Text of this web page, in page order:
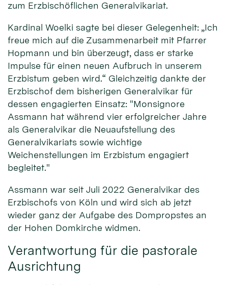
zum Erzbischöflichen Generalvikariat.
Kardinal Woelki sagte bei dieser Gelegenheit: „Ich
freue mich auf die Zusammenarbeit mit Pfarrer
Hopmann und bin überzeugt, dass er starke
Impulse für einen neuen Aufbruch in unserem
Erzbistum geben wird.“ Gleichzeitig dankte der
Erzbischof dem bisherigen Generalvikar für
dessen engagierten Einsatz: "Monsignore
Assmann hat während vier erfolgreicher Jahre
als Generalvikar die Neuaufstellung des
Generalvikariats sowie wichtige
Weichenstellungen im Erzbistum engagiert
begleitet."
Assmann war seit Juli 2022 Generalvikar des
Erzbischofs von Köln und wird sich ab jetzt
wieder ganz der Aufgabe des Dompropstes an
der Hohen Domkirche widmen.
Verantwortung für die pastorale
Ausrichtung